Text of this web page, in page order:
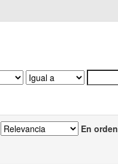
En orden